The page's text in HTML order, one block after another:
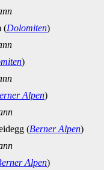
(Dolomiten)
)
Alpen)
(Berner Alpen)
Alpen)